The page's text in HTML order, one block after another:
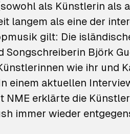
als Künstlerin als
langem als eine der
gilt: Die
Songschreiberin Björk
wie ihr und
einem aktuellen
NME erklärte die
immer wieder